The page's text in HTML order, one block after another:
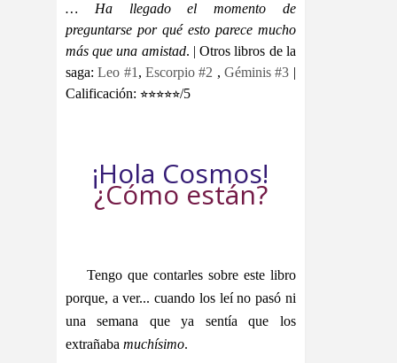
… Ha llegado el momento de
preguntarse por qué esto parece mucho
más que una amistad. | Otros libros de la
saga:Leo #1 ,Escorpio #2 ,Géminis #3 |
Calificación: ⭐⭐⭐⭐⭐/5
¡Hola Cosmos!
¿Cómo están?
Tengo que contarles sobre este libro
porque, a ver... cuando los leí no pasó ni
una semana que ya sentía que los
extrañaba muchísimo.